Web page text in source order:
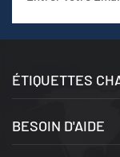
ÉTIQUETTES
BESOIN D'AIDE